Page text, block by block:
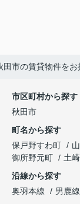
田市の賃貸物件を
市区町村から探す
秋田市
町名から探す
保戸野すわ町
御所野元町
土
沿線から探す
奥羽本線
男鹿線